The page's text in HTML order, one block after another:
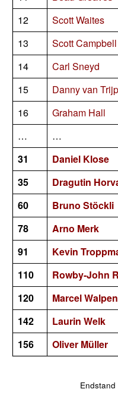
12
Scott Waites
13
Scott Campbell
14
Carl Sneyd
15
Danny van Trijp
16
Graham Hall
…
…
31
Daniel Klose
35
Dragutin
60
Bruno Stöckli
78
Arno Merk
91
Kevin
110
Rowby-John
120
Marcel Walpen
142
Laurin Welk
156
Oliver Müller